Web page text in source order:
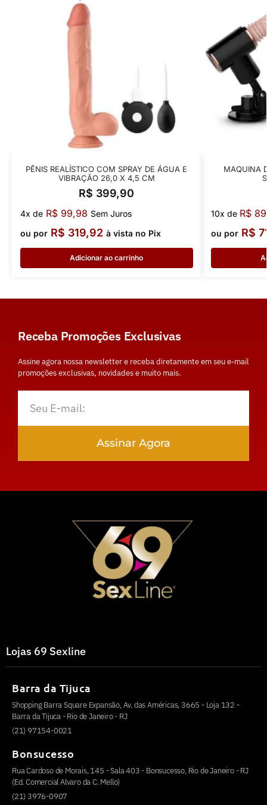
PÊNIS REALÍSTICO COM SPRAY DE ÁGUA E
VIBRAÇÃO 26,0 X 4,5 CM
R$ 399,90
4x de R$99,98 Sem Juros
ou por R$ 319,92 à vista no Pix
Adicionar ao carrinho
MAQUINA
10x de R$
ou por R$
Receba Promoções Exclusivas
Assine agora nossa newsletter e receba diretamente em seu e-mail
promoções exclusivas, novidades e muito mais.
Assinar Agora
Lojas 69 Sexline
Barra da Tijuca
Shopping Barra Square Expansão, Av. das Américas, 3665 - Loja 132 -
Barra da Tijuca - Rio de Janeiro - RJ
(21) 97154-0021
Bonsucesso
Rua Cardoso de Morais, 145 - Sala 403 - Bonsucesso, Rio de Janeiro - RJ
(Ed. Comercial Alvaro da C. Mello)
(21) 3976-0907